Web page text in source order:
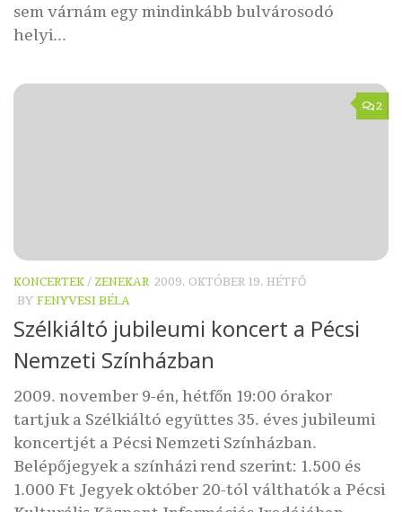
sem várnám egy mindinkább bulvárosodó
helyi...
2
KONCERTEK/ ZENEKAR 2009. OKTÓBER 19. HÉTFŐ
BY FENYVESI BÉLA
Szélkiáltó jubileumi koncert a Pécsi
Nemzeti Színházban
2009. november 9-én, hétfőn 19:00 órakor
tartjuk a Szélkiáltó együttes 35. éves jubileumi
koncertjét a Pécsi Nemzeti Színházban.
Belépőjegyek a színházi rend szerint: 1.500 és
1.000 Ft Jegyek október 20-tól válthatók a Pécsi